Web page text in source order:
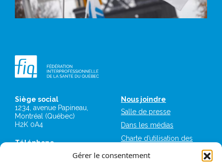
Gérer le consentement
Siège social
1234, avenue Papineau,
Montréal (Québec)
H2K 0A4
Téléphone
Nous joindre
Salle de presse
Dans les médias
Charte d’utilisation des
de la FIQ